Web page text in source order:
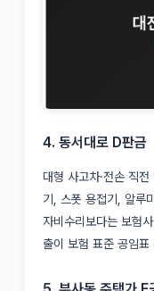
4. 동서대로 D판금
대형 사고차·전손 직
기, 스폿 용접기, 알루
자비수리보다는 보험
출이 보험 표준 공임